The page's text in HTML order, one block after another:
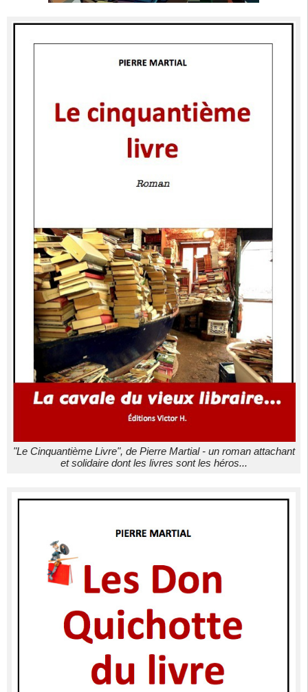
"Le Cinquantième Livre", de Pierre Martial - un roman attachant
et solidaire dont les livres sont les héros...